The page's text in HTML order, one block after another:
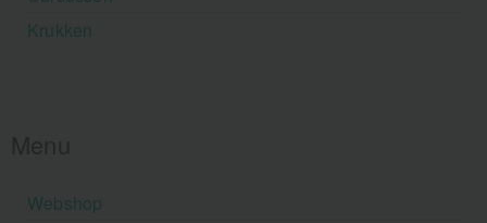
Krukken
Webshop